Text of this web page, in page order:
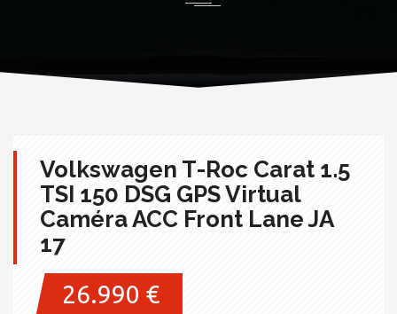
Volkswagen T-Roc Carat 1.5
TSI 150 DSG GPS Virtual
Caméra ACC Front Lane JA
17
26.990 €